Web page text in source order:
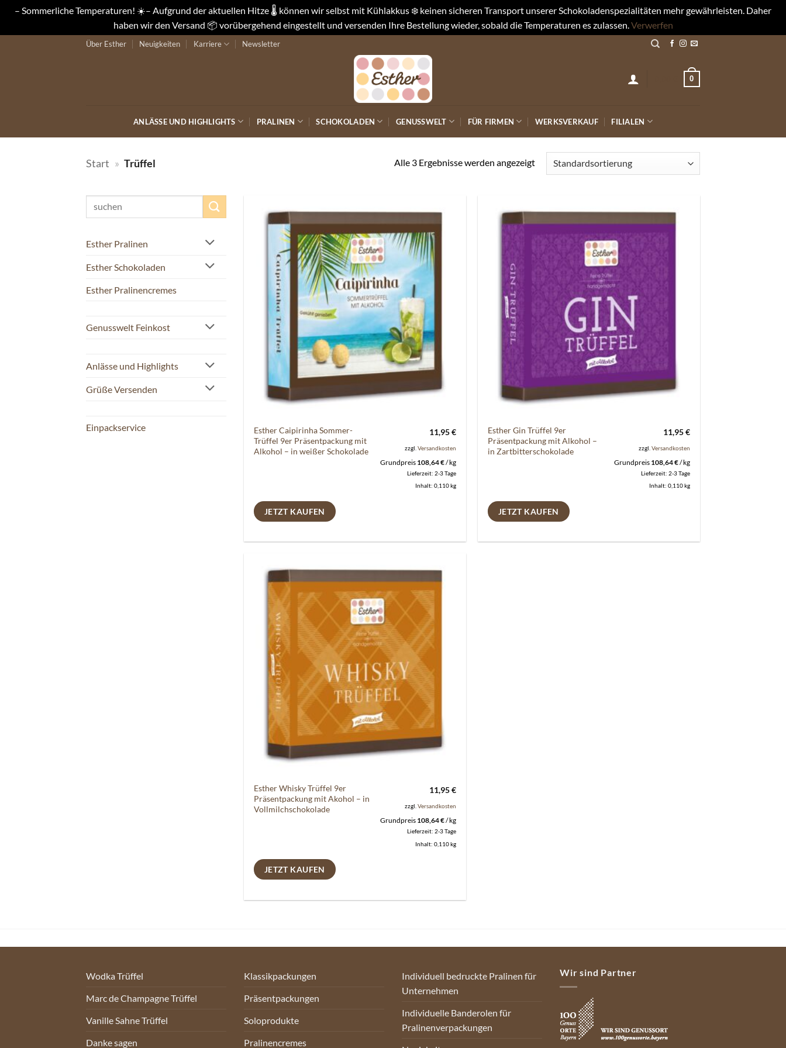
– Sommerliche Temperaturen! ☀️– Aufgrund der aktuellen Hitze 🌡️ können wir selbst mit Kühlakkus ❄️ keinen sicheren Transport unserer Schokoladenspezialitäten mehr gewährleisten. Daher
haben wir den Versand 📦 vorübergehend eingestellt und versenden Ihre Bestellung wieder, sobald die Temperaturen es zulassen.Verwerfen
Über Esther Neuigkeiten Karriere Newsletter
0
ANLÄSSE UND HIGHLIGHTS PRALINEN SCHOKOLADEN GENUSSWELT FÜR FIRMEN WERKSVERKAUF FILIALEN
Start » Trüffel Alle 3 Ergebnisse werden angezeigt
Suchen
Esther Pralinen
Esther Schokoladen
Esther Pralinencremes
Genusswelt Feinkost
Anlässe und Highlights
Grüße Versenden
Einpackservice
Wunschliste
Esther Caipirinha Sommer-
Trüffel 9er Präsentpackung mit
Alkohol – in weißer Schokolade
11,95€
zzgl. Versandkosten
Grundpreis 108,64€/kg
Lieferzeit: 2-3 Tage
Inhalt: 0,110kg
JETZT KAUFEN
Wunschliste
Esther Gin Trüffel 9er
Präsentpackung mit Alkohol –
in Zartbitterschokolade
11,95€
zzgl. Versandkosten
Grundpreis 108,64€/kg
Lieferzeit: 2-3 Tage
Inhalt: 0,110kg
JETZT KAUFEN
Wunschliste
Esther Whisky Trüffel 9er
Präsentpackung mit Akohol – in
Vollmilchschokolade
11,95€
zzgl. Versandkosten
Grundpreis 108,64€/kg
Lieferzeit: 2-3 Tage
Inhalt: 0,110kg
JETZT KAUFEN
Wodka Trüffel
Marc de Champagne Trüffel
Vanille Sahne Trüffel
Danke sagen
Klassikpackungen
Präsentpackungen
Soloprodukte
Pralinencremes
Individuell bedruckte Pralinen für
Unternehmen
Individuelle Banderolen für
Pralinenverpackungen
Wir sind Partner